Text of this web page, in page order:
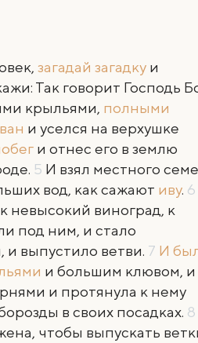
загадай загадку и
Так говорит Господь
крыльями, полными
и уселся на верхушке
и отнес его в землю
5 И взял местного
вод, как сажают иву. 6
невысокий виноград, к
под ним, и стало
и выпустило ветви. 7 И
и большим клювом, и
и протянула к нему
в своих посадках. 8
чтобы выпускать